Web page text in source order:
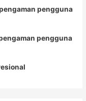
pengguna
pengguna